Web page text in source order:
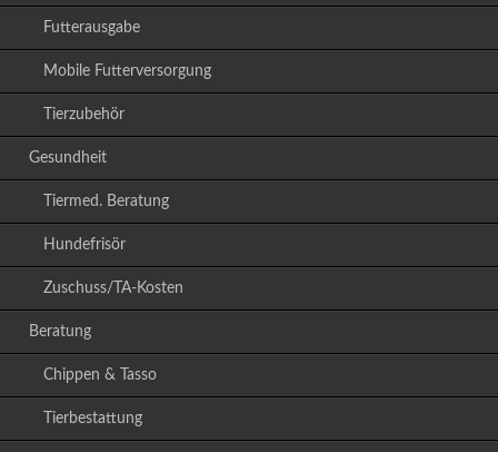
Futterausgabe
Mobile Futterversorgung
Tierzubehör
Gesundheit
Tiermed. Beratung
Hundefrisör
Zuschuss/TA-Kosten
Beratung
Chippen & Tasso
Tierbestattung